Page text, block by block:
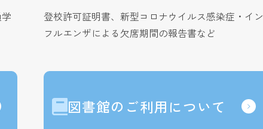
登校許可証明書、新型コロナウイルス感染症・イン
フルエンザによる欠席期間の報告書など
図書館のご利用について